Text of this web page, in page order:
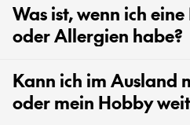
Was ist, wenn ich
oder Allergien habe?
Kann ich im Ausland
oder mein Hobby